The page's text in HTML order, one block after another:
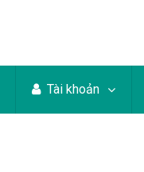
Tài khoản